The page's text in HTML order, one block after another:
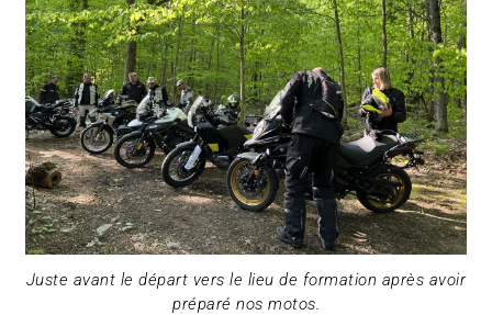
Juste avant le départ vers le lieu de formation après avoir
préparé nos motos.